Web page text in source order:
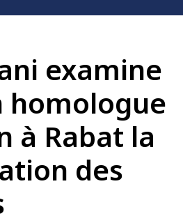
examine
homologue
à Rabat la
des